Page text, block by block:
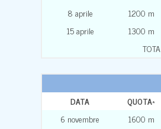
8 aprile
1200 m
15 aprile
1300 m
DATA QUOTA*
6 novembre
1600 m